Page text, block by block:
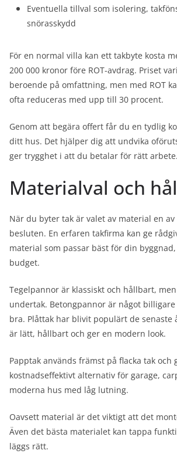
Eventuella tillval som isolering,
snörasskydd
För en normal villa kan ett takbyte kosta
200 000 kronor före ROT-avdrag. Priset
beroende på omfattning, men med ROT
ofta reduceras med upp till 30 procent.
Genom att begära offert får du en tydlig
ditt hus. Det hjälper dig att undvika
ger trygghet i att du betalar för rätt arbete.
Materialval och
När du byter tak är valet av material en av
besluten. En erfaren takfirma kan ge
material som passar bäst för din
budget.
Tegelpannor är klassiskt och hållbart,
undertak. Betongpannor är något
bra. Plåttak har blivit populärt de senaste
är lätt, hållbart och ger en modern look.
Papptak används främst på flacka tak och
kostnadseffektivt alternativ för garage,
moderna hus med låg lutning.
Oavsett material är det viktigt att det
Även det bästa materialet kan tappa
läggs rätt.